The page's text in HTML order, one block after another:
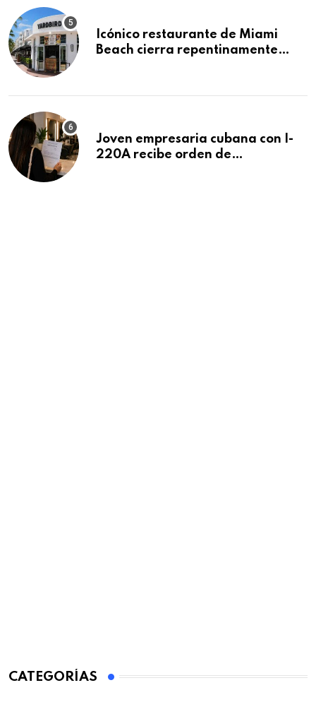
Icónico restaurante de Miami
Beach cierra repentinamente
Joven empresaria cubana con I-
220A recibe orden de
CATEGORÍAS